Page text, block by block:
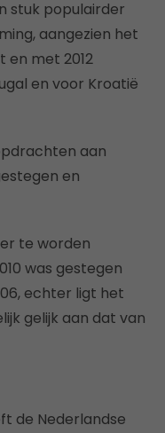
stuk populairder
aangezien het
en met 2012
en voor Kroatië
aan
en
te worden
was gestegen
echter ligt het
gelijk aan dat van
de Nederlandse